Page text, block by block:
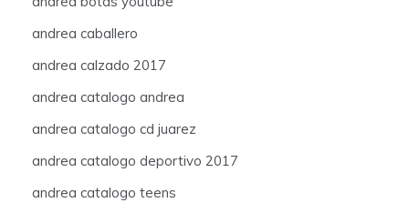
andrea caballero
andrea calzado 2017
andrea catalogo andrea
andrea catalogo cd juarez
andrea catalogo deportivo 2017
andrea catalogo teens